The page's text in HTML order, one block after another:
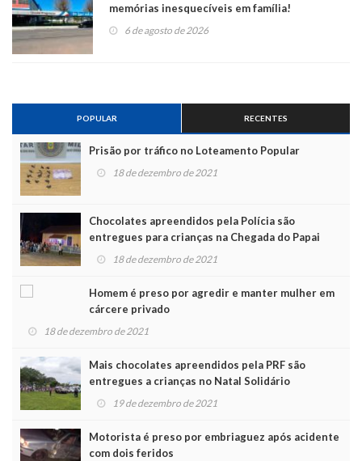
memórias inesquecíveis em família!
6 de agosto de 2026
POPULAR RECENTES
Prisão por tráfico no Loteamento Popular
18 de dezembro de 2021
Chocolates apreendidos pela Polícia são
entregues para crianças na Chegada do Papai
Noel 18 de dezembro de 2021
Homem é preso por agredir e manter mulher em
cárcere privado
18 de dezembro de 2021
Mais chocolates apreendidos pela PRF são
entregues a crianças no Natal Solidário
19 de dezembro de 2021
Motorista é preso por embriaguez após acidente
com dois feridos